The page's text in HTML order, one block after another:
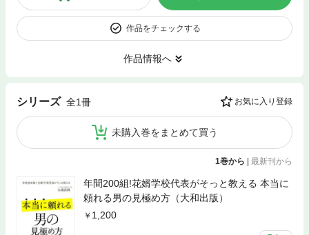
作品をチェックする
作品情報へ
シリーズ 全1冊 お気に入り登録
未購入巻をまとめて買う
1巻から 最新刊から
年間200組!花婿学校代表がそっと教える 本当に
頼れる男の見極め方（大和出版）
1,200